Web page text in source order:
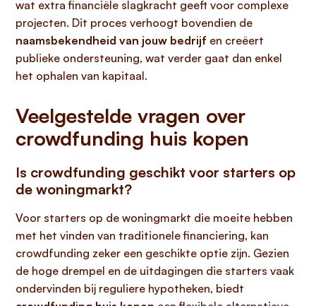
wat extra financiële slagkracht geeft voor complexe
projecten. Dit proces verhoogt bovendien de
naamsbekendheid van jouw bedrijf en creëert
publieke ondersteuning, wat verder gaat dan enkel
het ophalen van kapitaal.
Veelgestelde vragen over
crowdfunding huis kopen
Is crowdfunding geschikt voor starters op
de woningmarkt?
Voor starters op de woningmarkt die moeite hebben
met het vinden van traditionele financiering, kan
crowdfunding zeker een geschikte optie zijn. Gezien
de hoge drempel en de uitdagingen die starters vaak
ondervinden bij reguliere hypotheken, biedt